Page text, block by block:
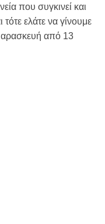
που συγκινεί και
ελάτε να γίνουμε
από 13